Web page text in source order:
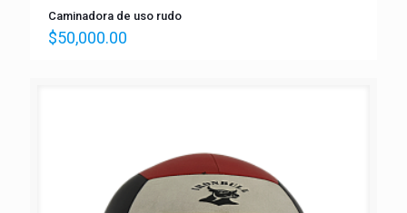
Caminadora de uso rudo
$50,000.00